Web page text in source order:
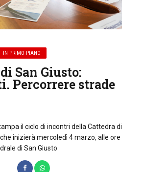
IN PRIMO PIANO
San Giusto:
Percorrere strade
il ciclo di incontri della Cattedra di
inizierà mercoledì 4 marzo, alle ore
di San Giusto